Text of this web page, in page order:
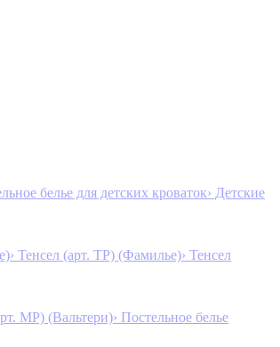
белье для детских кроваток› Детские
› Тенсел (арт. ТР) (Фамилье)› Тенсел
MР) (Вальтери)› Постельное белье